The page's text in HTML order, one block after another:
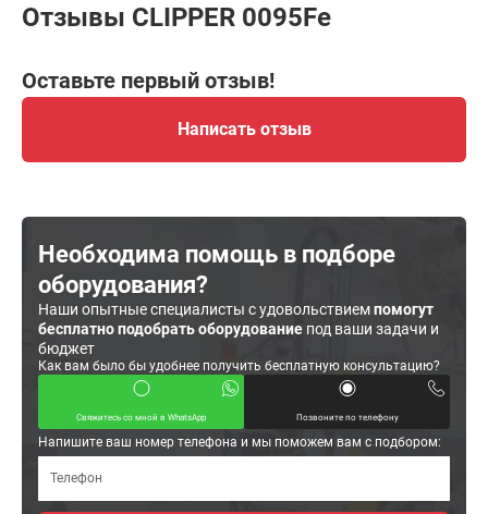
Отзывы CLIPPER 0095Fe
Оставьте первый отзыв!
Написать отзыв
Необходима помощь в подборе
оборудования?
Наши опытные специалисты с удовольствиемпомогут
бесплатно подобрать оборудование под ваши задачи и
бюджет
Как вам было бы удобнее получить бесплатную консультацию?
Свяжитесь со мной в WhatsApp Позвоните по телефону
Напишите ваш номер телефона и мы поможем вам с подбором: